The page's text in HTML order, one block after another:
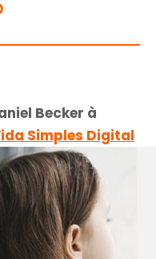
Becker à
Simples Digital